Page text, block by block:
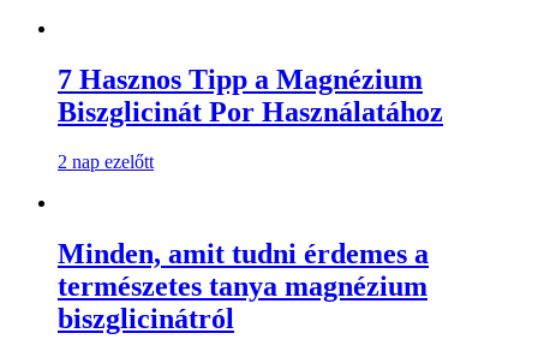
7 Hasznos Tipp a Magnézium
Biszglicinát Por Használatához
2 nap ezelőtt
Minden, amit tudni érdemes a
természetes tanya magnézium
biszglicinátról